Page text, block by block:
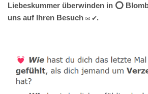
Liebeskummer überwinden in ⭕
uns auf Ihren Besuch ✉ ✔.